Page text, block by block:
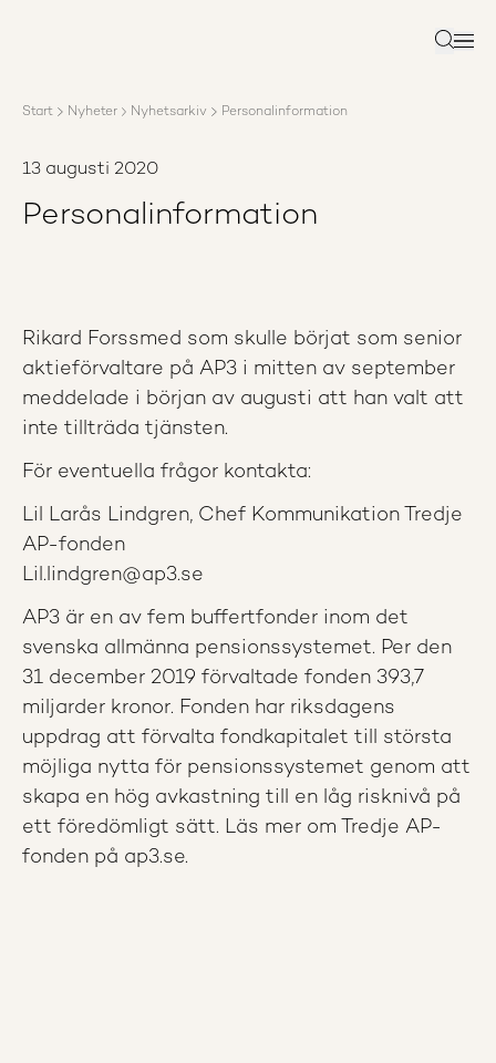
Rapporter
Kontakta AP3
Sök
Start Nyheter Nyhetsarkiv Personalinformation
13 augusti 2020
Personalinformation
Rikard Forssmed som skulle börjat som senior
aktieförvaltare på AP3 i mitten av september
meddelade i början av augusti att han valt att
inte tillträda tjänsten.
För eventuella frågor kontakta:
Lil Larås Lindgren, Chef Kommunikation Tredje
AP-fonden
Lil.lindgren@ap3.se
AP3 är en av fem buffertfonder inom det
svenska allmänna pensionssystemet. Per den
31 december 2019 förvaltade fonden 393,7
miljarder kronor. Fonden har riksdagens
uppdrag att förvalta fondkapitalet till största
möjliga nytta för pensionssystemet genom att
skapa en hög avkastning till en låg risknivå på
ett föredömligt sätt. Läs mer om Tredje AP-
fonden på ap3.se.